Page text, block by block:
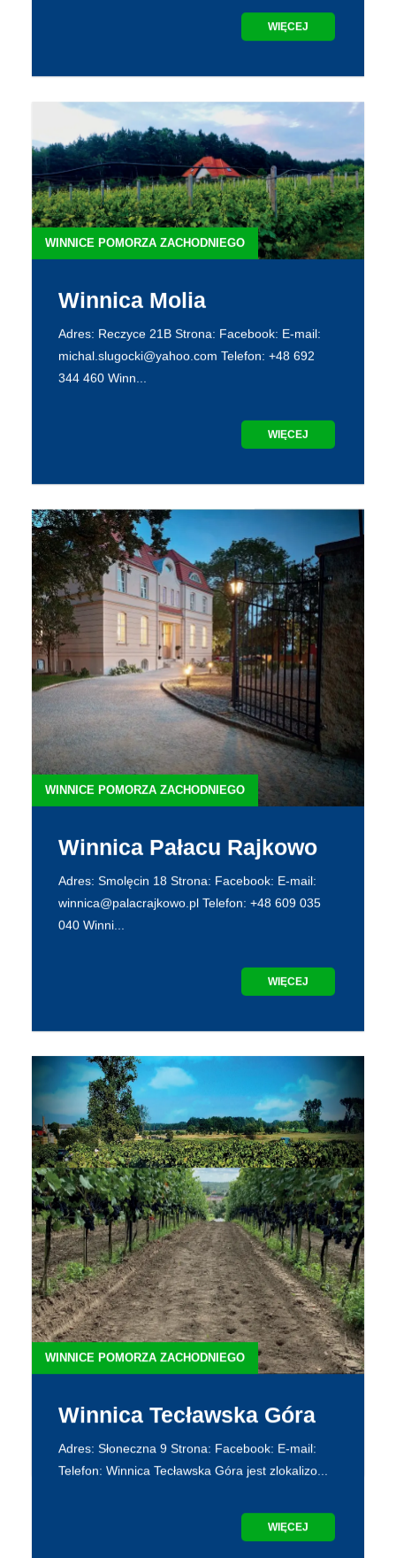
WIĘCEJ
WINNICE POMORZA ZACHODNIEGO
Winnica Molia
Adres: Reczyce 21B Strona: Facebook: E-mail:
michal.slugocki@yahoo.com Telefon: +48 692
344 460 Winn...
WIĘCEJ
WINNICE POMORZA ZACHODNIEGO
Winnica Pałacu Rajkowo
Adres: Smolęcin 18 Strona: Facebook: E-mail:
winnica@palacrajkowo.pl Telefon: +48 609 035
040 Winni...
WIĘCEJ
WINNICE POMORZA ZACHODNIEGO
Winnica Sydonia
Adres: Trzebiatów Strona:
https://winnicepomorzazachodniego.pl/winnica-
WIĘCEJ